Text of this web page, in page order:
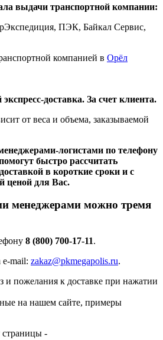
выдачи транспортной компании:
ПЭК, Байкал Сервис,
компанией в Орёл
доставка. За счет клиента.
от веса и объема, заказываемой
логистами по телефону
быстро рассчитать
в короткие сроки и с
ценой для Вас.
менеджерами можно тремя
8 (800) 700-17-11.
mail: zakaz@pkmegapolis.ru.
и пожелания к доставке при нажатии
на нашем сайте, примеры
страницы -